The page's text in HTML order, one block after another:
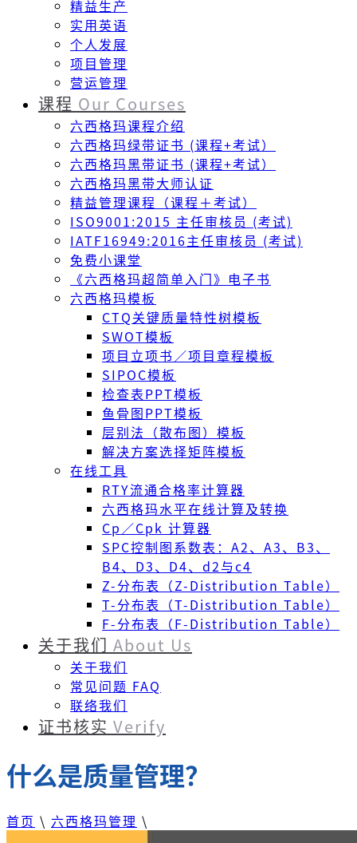
精益生产
实用英语
个人发展
项目管理
营运管理
课程 Our Courses
六西格玛课程介绍
六西格玛绿带证书 (课程+考试）
六西格玛黑带证书 (课程+考试）
六西格玛黑带大师认证
精益管理课程（课程＋考试）
ISO9001:2015 主任审核员 (考试)
IATF16949:2016主任审核员 (考试)
免费小课堂
《六西格玛超简单入门》电子书
六西格玛模板
CTQ关键质量特性树模板
SWOT模板
项目立项书／项目章程模板
SIPOC模板
检查表PPT模板
鱼骨图PPT模板
层别法（散布图）模板
解决方案选择矩阵模板
在线工具
RTY流通合格率计算器
六西格玛水平在线计算及转换
Cp／Cpk 计算器
SPC控制图系数表：A2、A3、B3、
B4、D3、D4、d2与c4
Z-分布表（Z-Distribution Table）
T-分布表（T-Distribution Table）
F-分布表（F-Distribution Table）
关于我们 About Us
关于我们
常见问题 FAQ
联络我们
证书核实 Verify
什么是质量管理？
首页 \ 六西格玛管理 \